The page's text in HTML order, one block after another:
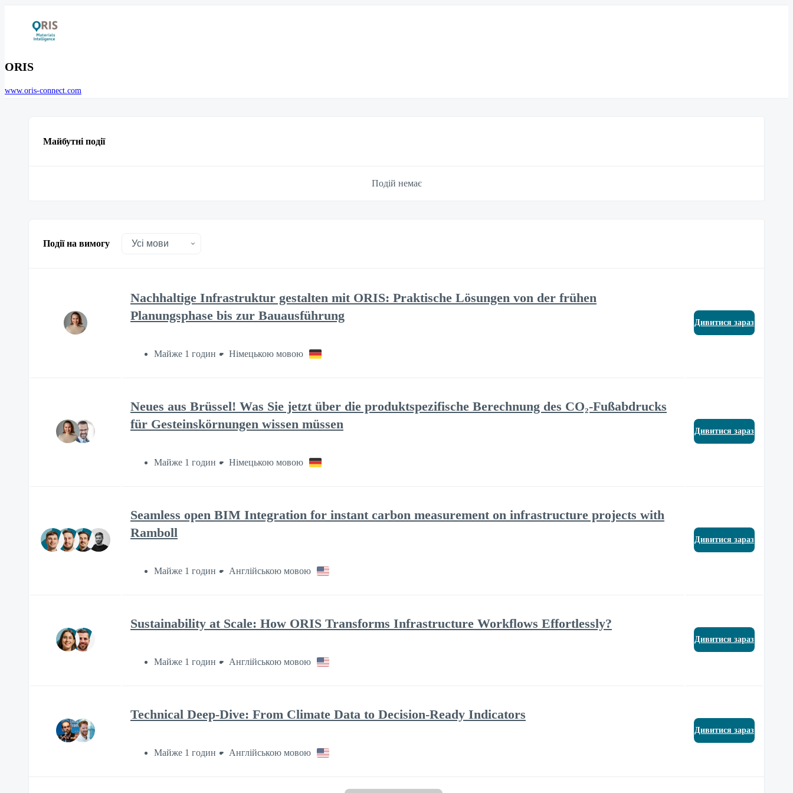
ORIS
www.oris-connect.com
Майбутні події
Подій немає
Події на вимогу
Nachhaltige Infrastruktur gestalten mit ORIS: Praktische Lösungen von der frühen
Planungsphase bis zur Bauausführung
Майже 1 годин Німецькою мовою
Дивитися зараз
Neues aus Brüssel! Was Sie jetzt über die produktspezifische Berechnung des CO₂-Fußabdrucks
für Gesteinskörnungen wissen müssen
Майже 1 годин Німецькою мовою
Дивитися зараз
Seamless open BIM Integration for instant carbon measurement on infrastructure projects with
Ramboll
Майже 1 годин Англійською мовою
Дивитися зараз
Sustainability at Scale: How ORIS Transforms Infrastructure Workflows Effortlessly?
Майже 1 годин Англійською мовою
Дивитися зараз
Technical Deep-Dive: From Climate Data to Decision-Ready Indicators
Майже 1 годин Англійською мовою
Дивитися зараз